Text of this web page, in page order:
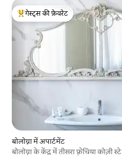
गेस्ट्स का टॉप फ़ेवरेट
गेस्ट्स की फ़ेवरेट
बोलोग्ना में अपार्टमेंट
बोलोग्ना के केंद्र में तीसरा फ़्रेचिया कोज़ी स्टे